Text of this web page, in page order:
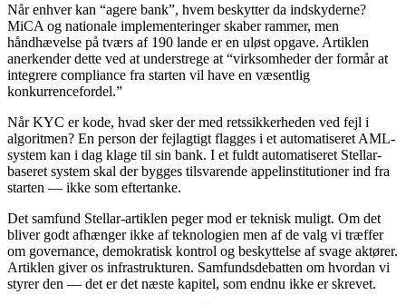
Når enhver kan “agere bank”, hvem beskytter da indskyderne?
MiCA og nationale implementeringer skaber rammer, men
håndhævelse på tværs af 190 lande er en uløst opgave. Artiklen
anerkender dette ved at understrege at “virksomheder der formår at
integrere compliance fra starten vil have en væsentlig
konkurrencefordel.”
Når KYC er kode, hvad sker der med retssikkerheden ved fejl i
algoritmen? En person der fejlagtigt flagges i et automatiseret AML-
system kan i dag klage til sin bank. I et fuldt automatiseret Stellar-
baseret system skal der bygges tilsvarende appelinstitutioner ind fra
starten — ikke som eftertanke.
Det samfund Stellar-artiklen peger mod er teknisk muligt. Om det
bliver godt afhænger ikke af teknologien men af de valg vi træffer
om governance, demokratisk kontrol og beskyttelse af svage aktører.
Artiklen giver os infrastrukturen. Samfundsdebatten om hvordan vi
styrer den — det er det næste kapitel, som endnu ikke er skrevet.